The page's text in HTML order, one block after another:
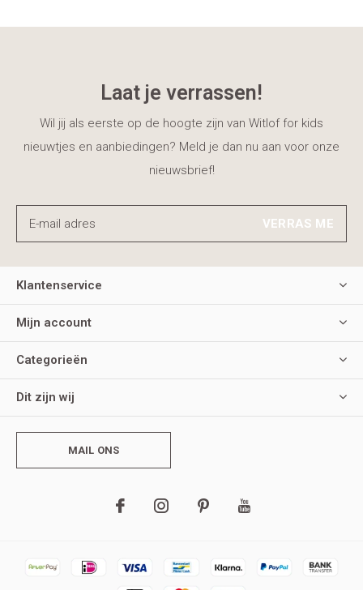
Laat je verrassen!
Wil jij als eerste op de hoogte zijn van Witlof for kids
nieuwtjes en aanbiedingen? Meld je dan nu aan voor onze
nieuwsbrief!
VERRAS ME
Klantenservice
Mijn account
Categorieën
Dit zijn wij
MAIL ONS